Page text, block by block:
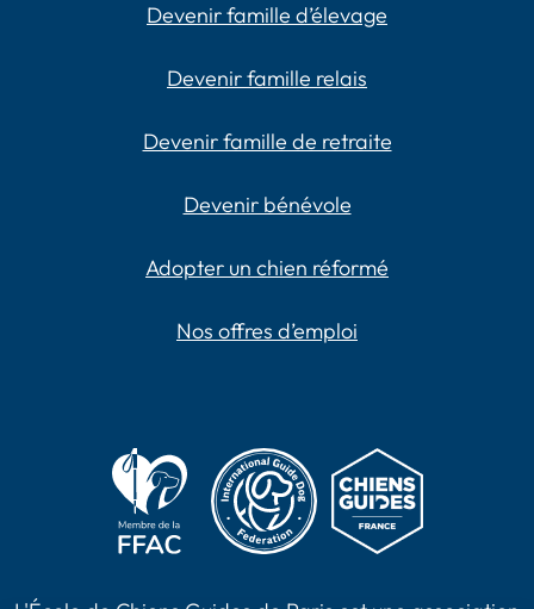
Devenir famille d’élevage
Devenir famille relais
Devenir famille de retraite
Devenir bénévole
Adopter un chien réformé
Nos offres d’emploi